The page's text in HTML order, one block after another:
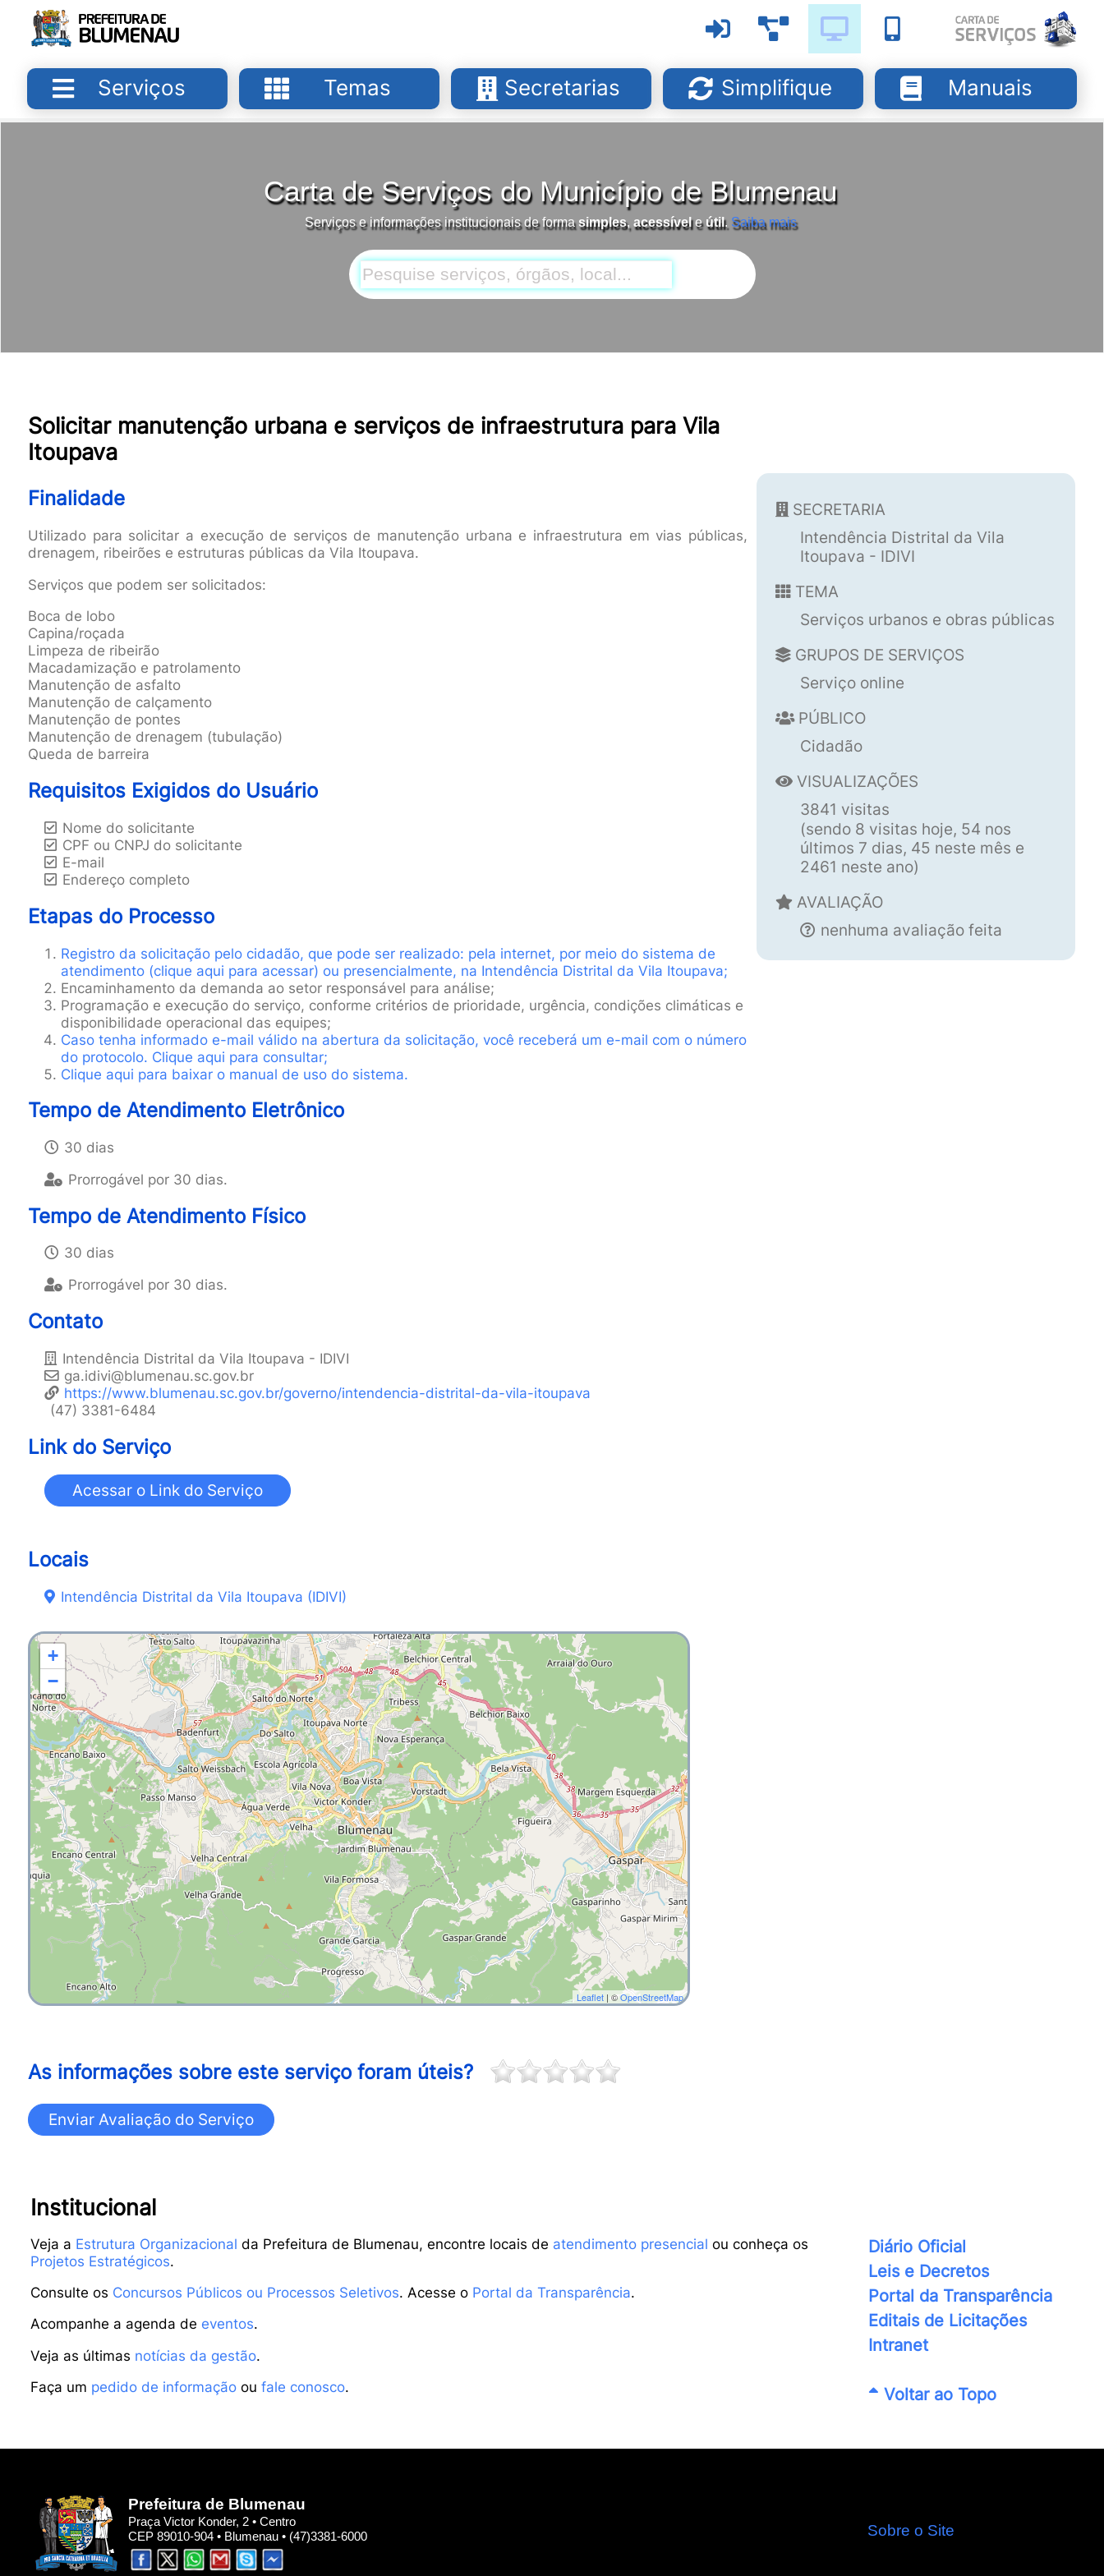
Serviços Temas Secretarias Simplifique Manuais
Carta de Serviços do Município de Blumenau
Serviços e informações institucionais de formasimples, acessíveleútil. Saiba mais
SECRETARIA
Intendência Distrital da Vila
Itoupava - IDIVI
TEMA
Serviços urbanos e obras públicas
GRUPOS DE SERVIÇOS
Serviço online
PÚBLICO
Cidadão
VISUALIZAÇÕES
3841 visitas
(sendo 8 visitas hoje, 54 nos
últimos 7 dias, 45 neste mês e
2461 neste ano)
AVALIAÇÃO
nenhuma avaliação feita
Solicitar manutenção urbana e serviços de infraestrutura para Vila
Itoupava
Finalidade
Utilizado para solicitar a execução de serviços de manutenção urbana e infraestrutura em vias públicas,
drenagem, ribeirões e estruturas públicas da Vila Itoupava.
Serviços que podem ser solicitados:
Boca de lobo
Capina/roçada
Limpeza de ribeirão
Macadamização e patrolamento
Manutenção de asfalto
Manutenção de calçamento
Manutenção de pontes
Manutenção de drenagem (tubulação)
Queda de barreira
Requisitos Exigidos do Usuário
Nome do solicitante
CPF ou CNPJ do solicitante
E-mail
Endereço completo
Etapas do Processo
Registro da solicitação pelo cidadão, que pode ser realizado: pela internet, por meio do sistema de
atendimento (clique aqui para acessar) ou presencialmente, na Intendência Distrital da Vila Itoupava;
Encaminhamento da demanda ao setor responsável para análise;
Programação e execução do serviço, conforme critérios de prioridade, urgência, condições climáticas e
disponibilidade operacional das equipes;
Caso tenha informado e-mail válido na abertura da solicitação, você receberá um e-mail com o número
do protocolo. Clique aqui para consultar;
Clique aqui para baixar o manual de uso do sistema.
Tempo de Atendimento Eletrônico
30 dias
Prorrogável por 30 dias.
Tempo de Atendimento Físico
30 dias
Prorrogável por 30 dias.
Contato
Intendência Distrital da Vila Itoupava - IDIVI
ga.idivi@blumenau.sc.gov.br
https://www.blumenau.sc.gov.br/governo/intendencia-distrital-da-vila-itoupava
(47) 3381-6484
Link do Serviço
Locais
Intendência Distrital da Vila Itoupava (IDIVI)
+
−
Leaflet | ©OpenStreetMap
As informações sobre este serviço foram úteis?
Institucional
Veja a Estrutura Organizacional da Prefeitura de Blumenau, encontre locais de atendimento presencial ou conheça os
Projetos Estratégicos.
Consulte os Concursos Públicos ou Processos Seletivos. Acesse o Portal da Transparência.
Acompanhe a agenda de eventos.
Veja as últimas notícias da gestão.
Faça um pedido de informação ou fale conosco.
Diário Oficial
Leis e Decretos
Portal da Transparência
Editais de Licitações
Intranet
Voltar ao Topo
Prefeitura de Blumenau
Praça Victor Konder, 2 • Centro
CEP 89010-904 • Blumenau • (47)3381-6000
Sobre o Site